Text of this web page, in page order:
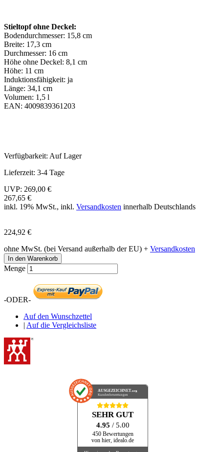
Stieltopf ohne Deckel:
Bodendurchmesser: 15,8 cm
Breite: 17,3 cm
Durchmesser: 16 cm
Höhe ohne Deckel: 8,1 cm
Höhe: 11 cm
Induktionsfähigkeit: ja
Länge: 34,1 cm
Volumen: 1,5 l
EAN: 4009839361203
Verfügbarkeit: Auf Lager
Lieferzeit: 3-4 Tage
UVP: 269,00 €
267,65 €
inkl. 19% MwSt., inkl. Versandkosten innerhalb Deutschlands
224,92 €
ohne MwSt. (bei Versand außerhalb der EU) + Versandkosten
In den Warenkorb
Menge
-ODER-
Auf den Wunschzettel
| Auf die Vergleichsliste
AUSGEZEICHNET.org
Kundenbewertungen
SEHR GUT
4.95 / 5.00
450 Bewertungen
von hier, idealo.de